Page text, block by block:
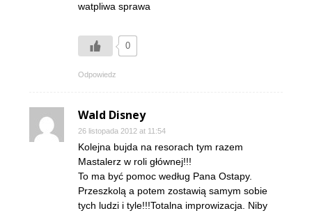
watpliwa sprawa
0
Odpowiedz
Wald Disney
26 listopada 2012 at 11:54
Kolejna bujda na resorach tym razem
Mastalerz w roli głównej!!!
To ma być pomoc według Pana Ostapy.
Przeszkolą a potem zostawią samym sobie
tych ludzi i tyle!!!Totalna improwizacja. Niby